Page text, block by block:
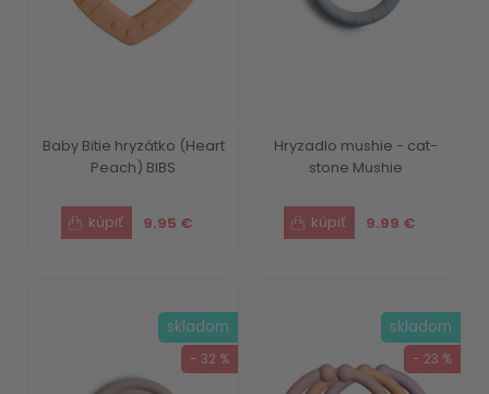
Baby Bitie hryzátko (Heart
Peach) BIBS
9.95 €
Hryzadlo mushie - cat-
stone Mushie
9.99 €
skladom
- 32 %
skladom
- 23 %